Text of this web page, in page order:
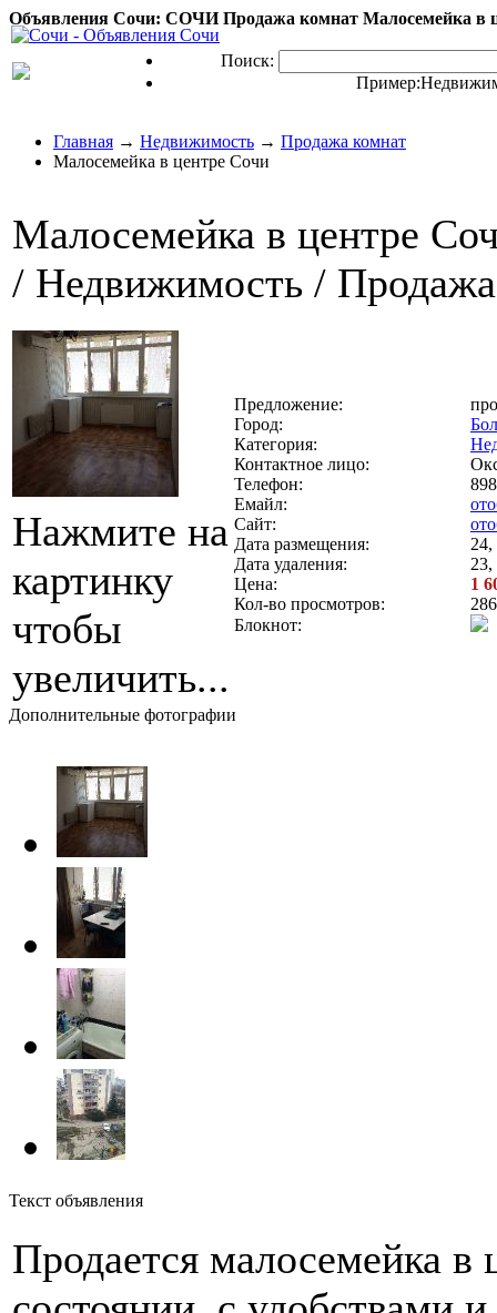
Объявления Сочи: СОЧИ Продажа комнат Малосемейка в
Поиск:
Пример:
Главная → Недвижимость → Продажа комнат
Малосемейка в центре Сочи
Малосемейка в центре
/ Недвижимость /
Нажмите на
картинку
чтобы
увеличить...
Предложение:
Город:
Категория:
Контактное лицо:
Телефон:
Емайл:
Сайт:
Дата размещения:
Дата удаления:
23,
Цена:
1
Кол-во просмотров:
Блокнот:
Дополнительные фотографии
Текст объявления
Продается малосемейка